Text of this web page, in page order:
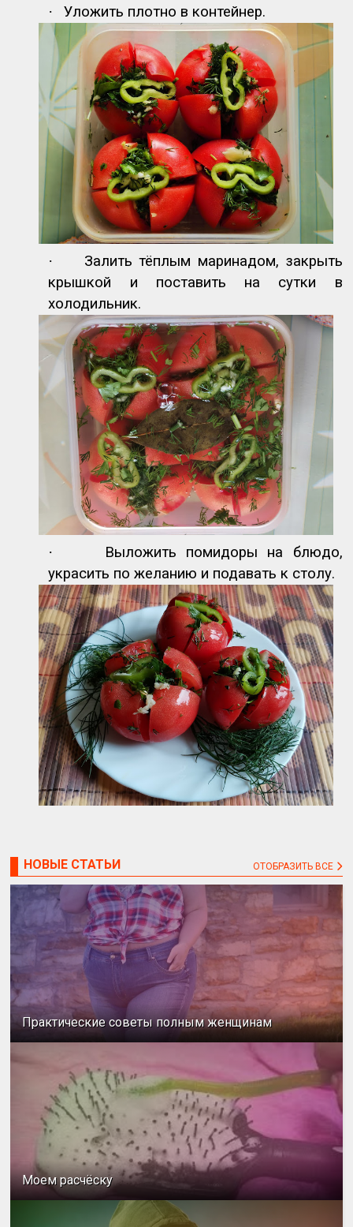
· Уложить плотно в контейнер.
·
Залить тёплым маринадом, закрыть
крышкой и поставить на сутки в
холодильник.
·
Выложить помидоры на блюдо,
украсить по желанию и подавать к столу.
НОВЫЕ СТАТЬИ ОТОБРАЗИТЬ ВСЕ
Практические советы полным женщинам
Моем расчёску